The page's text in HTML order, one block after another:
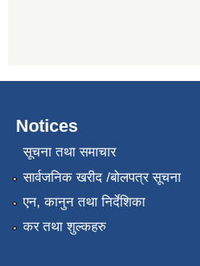
Notices
सूचना तथा समाचार
सार्वजनिक खरीद /बोलपत्र सूचना
एन, कानुन तथा निर्देशिका
कर तथा शुल्कहरु